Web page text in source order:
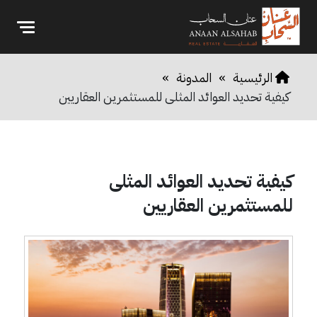
الرئيسية » المدونة »
كيفية تحديد العوائد المثلى للمستثمرين العقاريين
كيفية تحديد العوائد المثلى
للمستثمرين العقاريين